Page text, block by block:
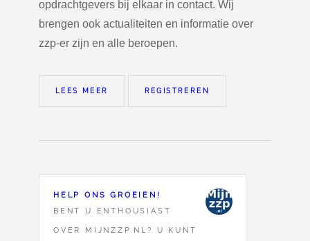
opdrachtgevers bij elkaar in contact. Wij
brengen ook actualiteiten en informatie over
zzp-er zijn en alle beroepen.
LEES MEER REGISTREREN
HELP ONS GROEIEN!
BENT U ENTHOUSIAST
OVER MIJNZZP.NL? U KUNT